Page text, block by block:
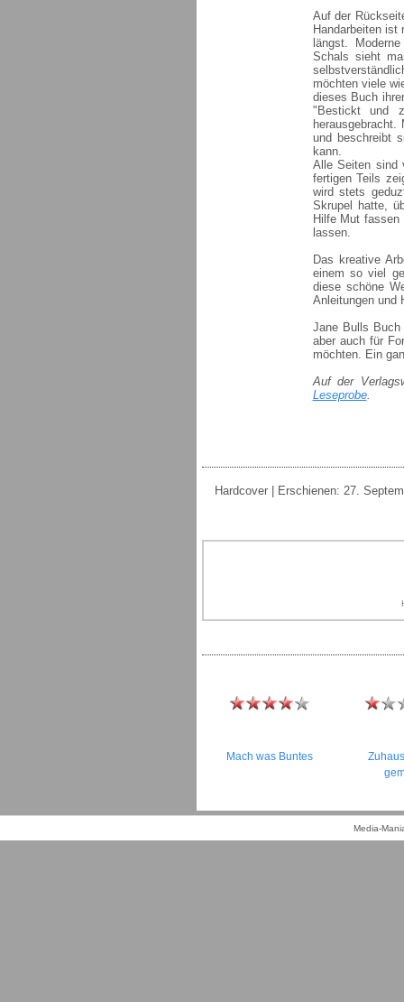
Auf der
Handarbeiten
längst.
Schals sieht
möchten viele
dieses Buch
"Bestickt und
und beschreibt
kann.
Alle Seiten sind
fertigen Teils
wird stets
Skrupel hatte,
Hilfe Mut
lassen.
Das kreative
einem so viel
diese schöne
Anleitungen und
Jane Bulls Buch
aber auch für
möchten. Ein
Auf der
Leseprobe.
Hardcover | Erschienen: 27.
Mach was Buntes
Media-